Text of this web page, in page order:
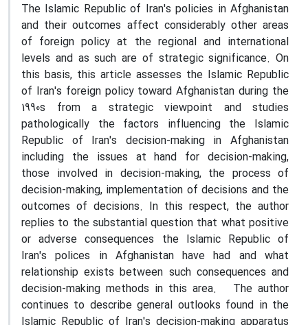
The Islamic Republic of Iran's policies in Afghanistan
and their outcomes affect considerably other areas
of foreign policy at the regional and international
levels and as such are of strategic significance. On
this basis, this article assesses the Islamic Republic
of Iran's foreign policy toward Afghanistan during the
1990s from a strategic viewpoint and studies
pathologically the factors influencing the Islamic
Republic of Iran's decision-making in Afghanistan
including the issues at hand for decision-making,
those involved in decision-making, the process of
decision-making, implementation of decisions and the
outcomes of decisions. In this respect, the author
replies to the substantial question that what positive
or adverse consequences the Islamic Republic of
Iran's polices in Afghanistan have had and what
relationship exists between such consequences and
decision-making methods in this area. The author
continues to describe general outlooks found in the